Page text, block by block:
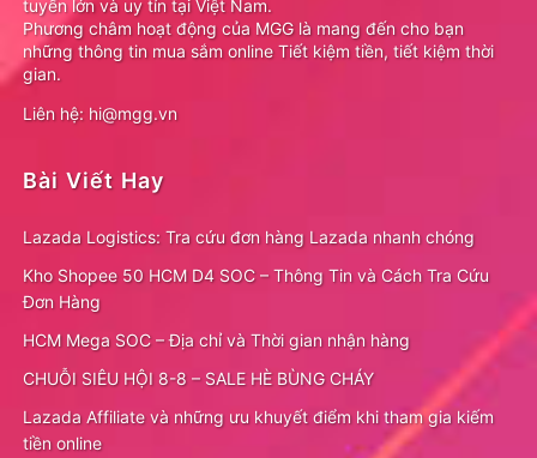
tuyến lớn và uy tín tại Việt Nam.
Phương châm hoạt động của MGG là mang đến cho bạn
những thông tin mua sắm online Tiết kiệm tiền, tiết kiệm thời
gian.
Liên hệ: hi@mgg.vn
Bài Viết Hay
Lazada Logistics: Tra cứu đơn hàng Lazada nhanh chóng
Kho Shopee 50 HCM D4 SOC – Thông Tin và Cách Tra Cứu
Đơn Hàng
HCM Mega SOC – Địa chỉ và Thời gian nhận hàng
CHUỖI SIÊU HỘI 8-8 – SALE HÈ BÙNG CHÁY
Lazada Affiliate và những ưu khuyết điểm khi tham gia kiếm
tiền online